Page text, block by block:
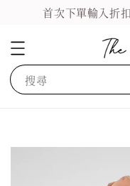
首次下單輸入折
搜尋